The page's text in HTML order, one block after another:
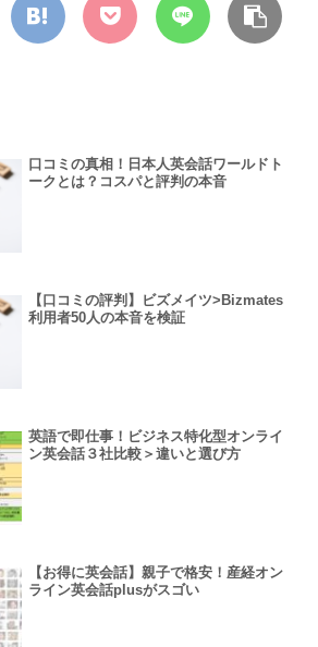
口コミの真相！日本人英会話ワールドト
ークとは？コスパと評判の本音
【口コミの評判】ビズメイツ>Bizmates
利用者50人の本音を検証
英語で即仕事！ビジネス特化型オンライ
ン英会話３社比較＞違いと選び方
【お得に英会話】親子で格安！産経オン
ライン英会話plusがスゴい